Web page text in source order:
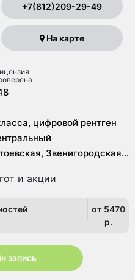
+7(812)209-29-49
На карте
цифровой рентген
Звенигородская,
и акции
от 5470
p.
запись